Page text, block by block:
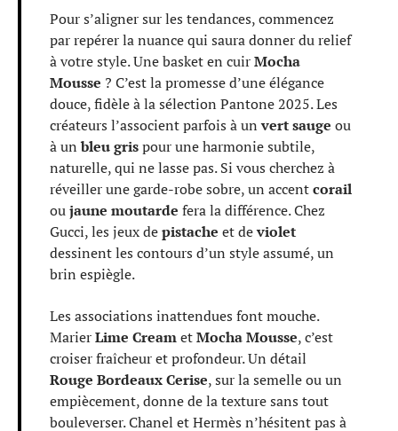
Pour s’aligner sur les tendances, commencez
par repérer la nuance qui saura donner du relief
à votre style. Une basket en cuirMocha
Mousse ? C’est la promesse d’une élégance
douce, fidèle à la sélection Pantone 2025. Les
créateurs l’associent parfois à unvert sauge ou
à unbleu grispour une harmonie subtile,
naturelle, qui ne lasse pas. Si vous cherchez à
réveiller une garde-robe sobre, un accentcorail
oujaune moutarde fera la différence. Chez
Gucci, les jeux depistache et deviolet
dessinent les contours d’un style assumé, un
brin espiègle.
Les associations inattendues font mouche.
MarierLime CreametMocha Mousse, c’est
croiser fraîcheur et profondeur. Un détail
Rouge Bordeaux Cerise, sur la semelle ou un
empiècement, donne de la texture sans tout
bouleverser. Chanel et Hermès n’hésitent pas à